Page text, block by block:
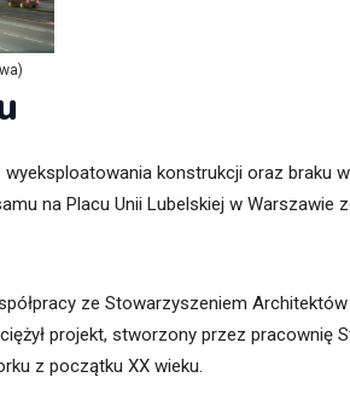
konstrukcji oraz braku
na Placu Unii Lubelskiej w Warszawie
ze Stowarzyszeniem
projekt, stworzony przez pracownię
z początku XX wieku.